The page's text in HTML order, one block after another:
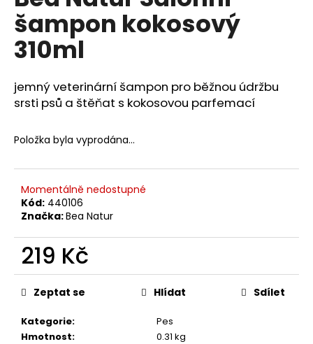
0,0
z
5
hvězdiček.
šampon kokosový
310ml
jemný veterinární šampon pro běžnou údržbu
srsti psů a štěňat s kokosovou parfemací
Položka byla vyprodána…
Momentálně nedostupné
Kód: 440106
Značka:Bea Natur
219 Kč
Měrná
cena:
Kategorie:
Pes
Hmotnost:
0.31 kg
Zeptat se Hlídat Sdílet
a
j
í
?
D
o
p
o
u
č
u